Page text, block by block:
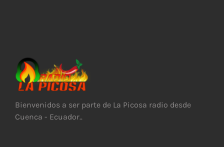
Bienvenidos a ser parte de La Picosa radio desde
Cuenca - Ecuador..